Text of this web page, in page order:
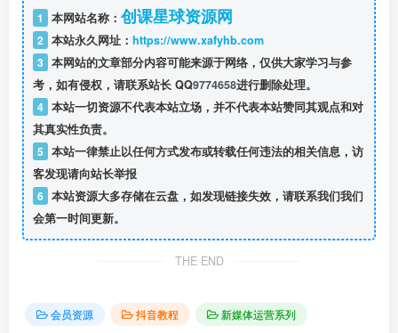
1 本网站名称： 创课星球资源网
2 本站永久网址： https://www.xafyhb.com
3 本网站的文章部分内容可能来源于网络，仅供大家学习与参
考，如有侵权，请联系站长 QQ9774658进行删除处理。
4 本站一切资源不代表本站立场，并不代表本站赞同其观点和对
其真实性负责。
5 本站一律禁止以任何方式发布或转载任何违法的相关信息，访
客发现请向站长举报
6 本站资源大多存储在云盘，如发现链接失效，请联系我们我们
会第一时间更新。
THE END
会员资源 抖音教程 新媒体运营系列